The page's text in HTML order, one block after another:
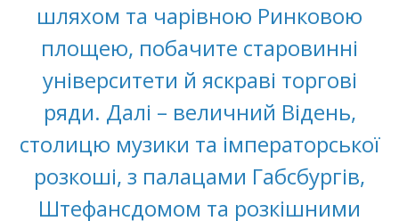
шляхом та чарівною Ринковою
площею, побачите старовинні
університети й яскраві торгові
ряди. Далі – величний Відень,
столицю музики та імператорської
розкоші, з палацами Габсбургів,
Штефансдомом та розкішними